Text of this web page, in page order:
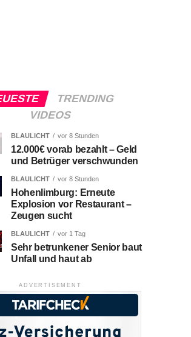
TRENDING
VIDEOS
BLAULICHT vor 8 Stunden
12.000€ vorab bezahlt – Geld
und Betrüger verschwunden
BLAULICHT vor 8 Stunden
Hohenlimburg: Erneute
Explosion vor Restaurant –
Zeugen sucht
BLAULICHT vor 1 Tag
Sehr betrunkener Senior baut
Unfall und haut ab
ADVERTISEMENT